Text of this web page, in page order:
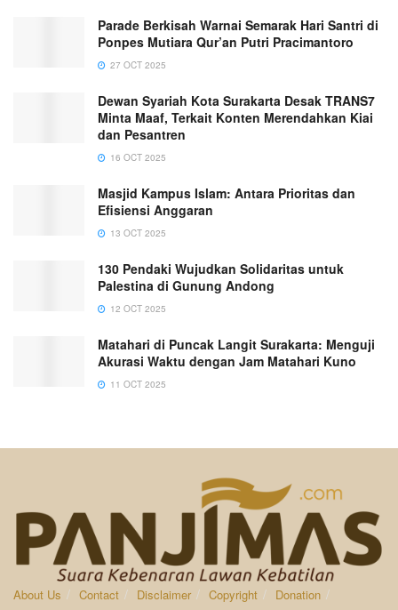
Parade Berkisah Warnai Semarak Hari Santri di
Ponpes Mutiara Qur’an Putri Pracimantoro
27 OCT 2025
Dewan Syariah Kota Surakarta Desak TRANS7
Minta Maaf, Terkait Konten Merendahkan Kiai
dan Pesantren
16 OCT 2025
Masjid Kampus Islam: Antara Prioritas dan
Efisiensi Anggaran
13 OCT 2025
130 Pendaki Wujudkan Solidaritas untuk
Palestina di Gunung Andong
12 OCT 2025
Matahari di Puncak Langit Surakarta: Menguji
Akurasi Waktu dengan Jam Matahari Kuno
11 OCT 2025
About Us Contact Disclaimer Copyright
Donation